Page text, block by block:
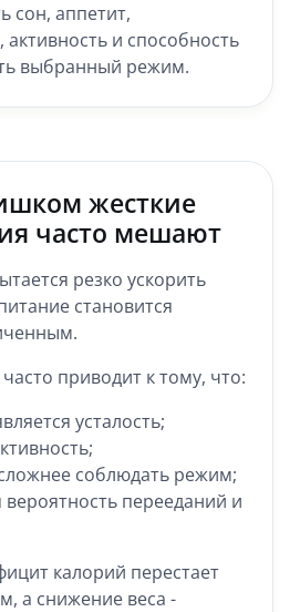
сон, аппетит,
активность и способность
выбранный режим.
жесткие
часто мешают
резко ускорить
становится
приводит к тому, что:
усталость;
соблюдать режим;
перееданий и
калорий перестает
а снижение веса -